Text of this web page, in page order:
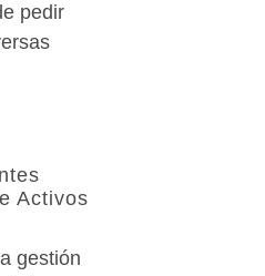
pedir
Activos
gestión